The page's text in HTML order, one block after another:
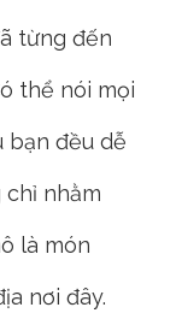
từng đến
thể nói mọi
bạn đều dễ
nhằm
là món
nơi đây.